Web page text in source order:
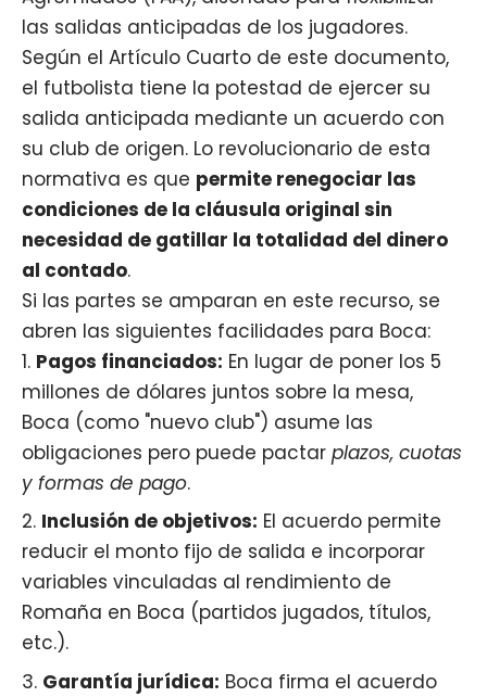
las salidas anticipadas de los jugadores.
Según el Artículo Cuarto de este documento,
el futbolista tiene la potestad de ejercer su
salida anticipada mediante un acuerdo con
su club de origen. Lo revolucionario de esta
normativa es que permite renegociar las
condiciones de la cláusula original sin
necesidad de gatillar la totalidad del dinero
al contado.
Si las partes se amparan en este recurso, se
abren las siguientes facilidades para Boca:
Pagos financiados: En lugar de poner los 5
millones de dólares juntos sobre la mesa,
Boca (como "nuevo club") asume las
obligaciones pero puede pactar plazos, cuotas
y formas de pago.
Inclusión de objetivos: El acuerdo permite
reducir el monto fijo de salida e incorporar
variables vinculadas al rendimiento de
Romaña en Boca (partidos jugados, títulos,
etc.).
Garantía jurídica: Boca firma el acuerdo